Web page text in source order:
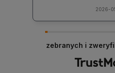
2026-
zebranych i